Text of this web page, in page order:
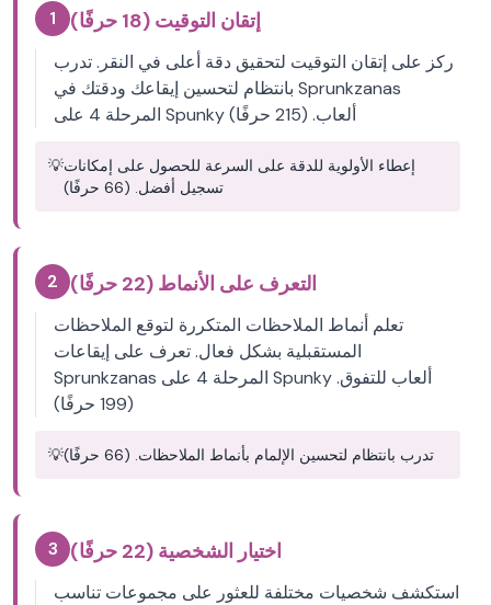
1 إتقان التوقيت (18 حرفًا)
ركز على إتقان التوقيت لتحقيق دقة أعلى في النقر. تدرب
بانتظام لتحسين إيقاعك ودقتك في Sprunkzanas
المرحلة 4 على Spunky ألعاب. (215 حرفًا)
💡إعطاء الأولوية للدقة على السرعة للحصول على إمكانات
تسجيل أفضل. (66 حرفًا)
2 التعرف على الأنماط (22 حرفًا)
تعلم أنماط الملاحظات المتكررة لتوقع الملاحظات
المستقبلية بشكل فعال. تعرف على إيقاعات
Sprunkzanas المرحلة 4 على Spunky ألعاب للتفوق.
(199 حرفًا)
💡 تدرب بانتظام لتحسين الإلمام بأنماط الملاحظات. (66 حرفًا)
3 اختيار الشخصية (22 حرفًا)
استكشف شخصيات مختلفة للعثور على مجموعات تناسب